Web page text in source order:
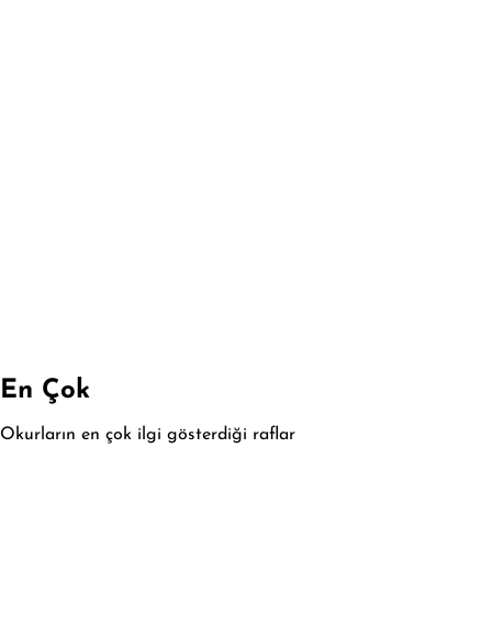
En Çok
Okurların en çok ilgi gösterdiği raflar